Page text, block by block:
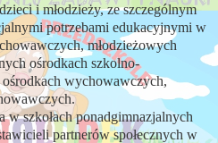
i młodzieży, ze szczególnym
potrzebami edukacyjnymi w
młodzieżowych
ośrodkach szkolno-
wychowawczych,
w szkołach ponadgimnazjalnych
partnerów społecznych w